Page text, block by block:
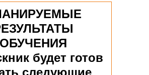
ОБУЧЕНИЯ
будет готов
следующие